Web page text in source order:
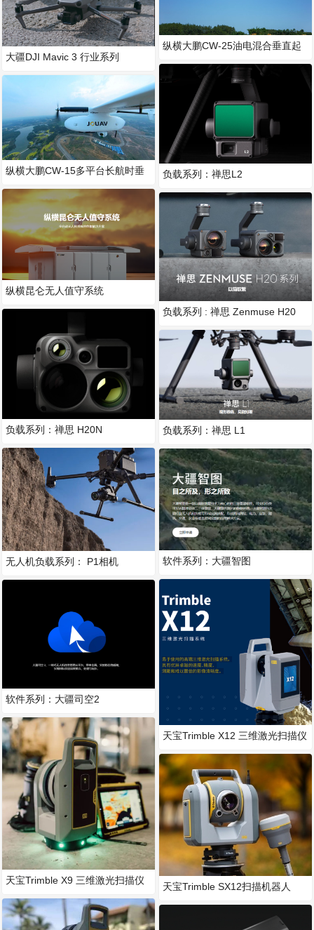
大疆DJI Mavic 3 行业系列
纵横大鹏CW-15多平台长航时垂
纵横昆仑无人值守系统
负载系列：禅思 H20N
无人机负载系列： P1相机
软件系列：大疆司空2
天宝Trimble X9 三维激光扫描仪
纵横大鹏CW-25油电混合垂直起
负载系列：禅思L2
负载系列 : 禅思 Zenmuse H20
负载系列：禅思 L1
软件系列：大疆智图
天宝Trimble X12 三维激光扫描仪
天宝Trimble SX12扫描机器人